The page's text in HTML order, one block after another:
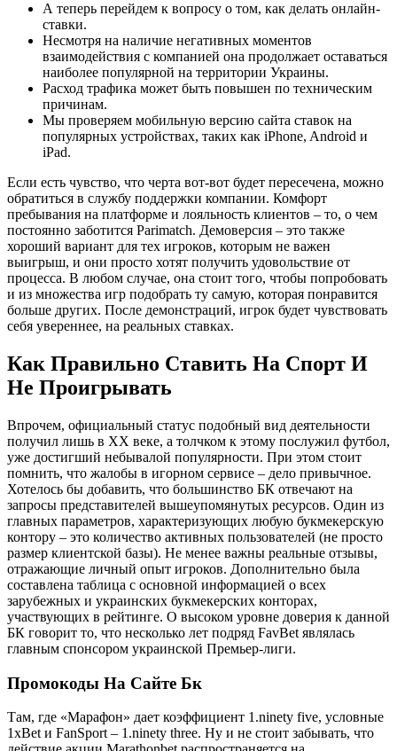
А теперь перейдем к вопросу о том, как делать онлайн-
ставки.
Несмотря на наличие негативных моментов
взаимодействия с компанией она продолжает оставаться
наиболее популярной на территории Украины.
Расход трафика может быть повышен по техническим
причинам.
Мы проверяем мобильную версию сайта ставок на
популярных устройствах, таких как iPhone, Android и
iPad.
Если есть чувство, что черта вот-вот будет пересечена, можно
обратиться в службу поддержки компании. Комфорт
пребывания на платформе и лояльность клиентов – то, о чем
постоянно заботится Parimatch. Демоверсия – это также
хороший вариант для тех игроков, которым не важен
выигрыш, и они просто хотят получить удовольствие от
процесса. В любом случае, она стоит того, чтобы попробовать
и из множества игр подобрать ту самую, которая понравится
больше других. После демонстраций, игрок будет чувствовать
себя увереннее, на реальных ставках.
Как Правильно Ставить На Спорт И
Не Проигрывать
Впрочем, официальный статус подобный вид деятельности
получил лишь в ХХ веке, а толчком к этому послужил футбол,
уже достигший небывалой популярности. При этом стоит
помнить, что жалобы в игорном сервисе – дело привычное.
Хотелось бы добавить, что большинство БК отвечают на
запросы представителей вышеупомянутых ресурсов. Один из
главных параметров, характеризующих любую букмекерскую
контору – это количество активных пользователей (не просто
размер клиентской базы). Не менее важны реальные отзывы,
отражающие личный опыт игроков. Дополнительно была
составлена таблица с основной информацией о всех
зарубежных и украинских букмекерских конторах,
участвующих в рейтинге. О высоком уровне доверия к данной
БК говорит то, что несколько лет подряд FavBet являлась
главным спонсором украинской Премьер-лиги.
Промокоды На Сайте Бк
Там, где «Марафон» дает коэффициент 1.ninety five, условные
1xBet и FanSport – 1.ninety three. Ну и не стоит забывать, что